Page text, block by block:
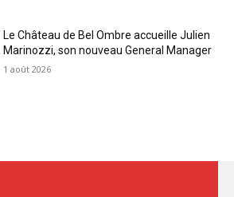
Le Château de Bel Ombre accueille Julien
Marinozzi, son nouveau General Manager
1 août 2026